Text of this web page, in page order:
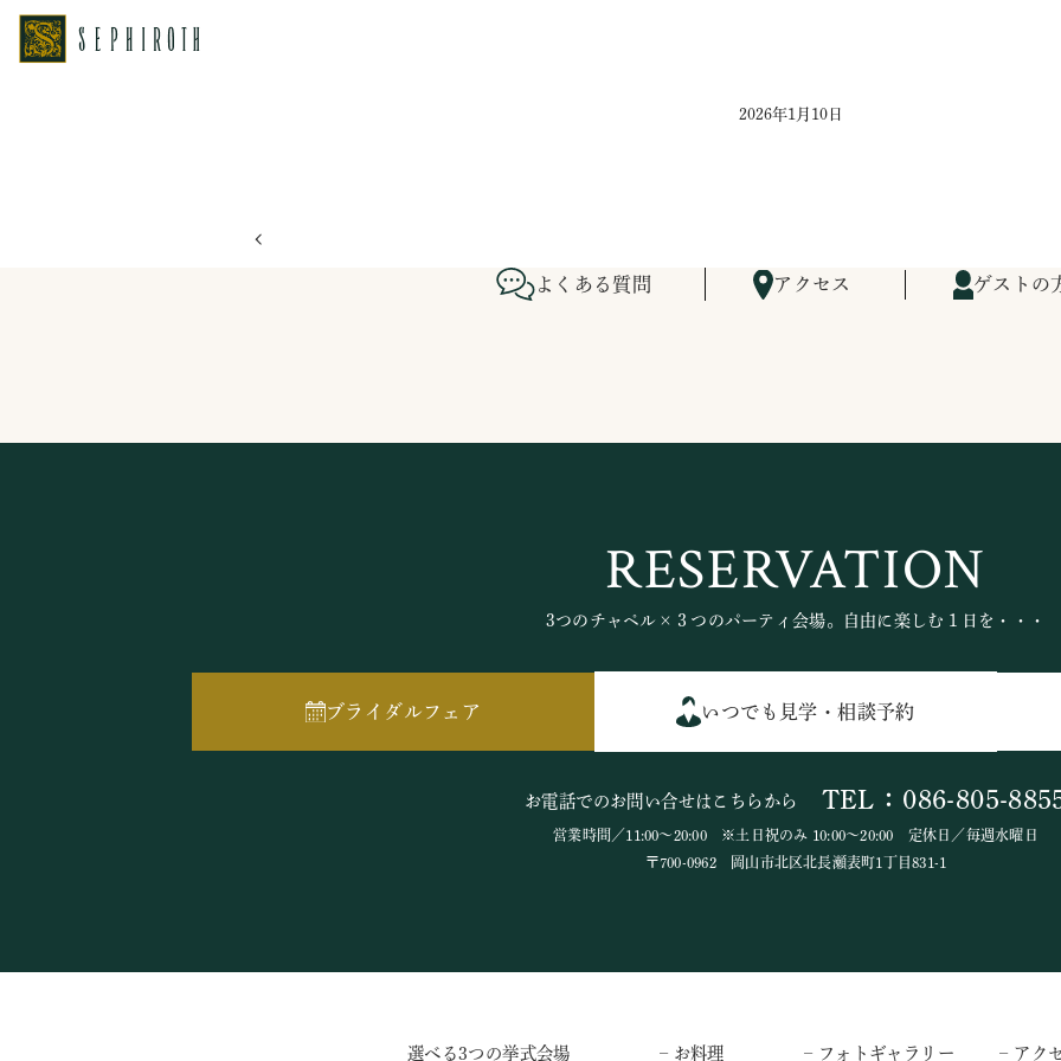
2026年1月10日
よくある質問 アクセス ゲストの
RESERVATION
3つのチャペル×３つのパーティ会場。自由に楽しむ１日を・・・
ブライダルフェア いつでも見学・相談予約
お電話でのお問い合せはこちらから TEL：086-805-
営業時間／11:00～20:00 ※土日祝のみ 10:00～20:00 定休日／毎週水曜日
〒700-0962 岡山市北区北長瀬表町1丁目831-1
選べる3つの挙式会場 – お料理 – フォトギャラリー – アク